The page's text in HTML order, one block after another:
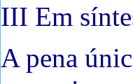
III Em
A pena